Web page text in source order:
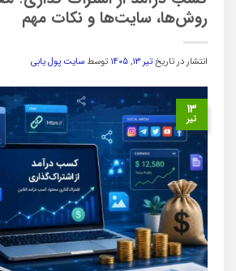
روش‌ها، سایت‌ها و نکات مهم
انتشار در تاریختیر ۱۳, ۱۴۰۵ توسط سایت پول یابی
۱۳
تیر